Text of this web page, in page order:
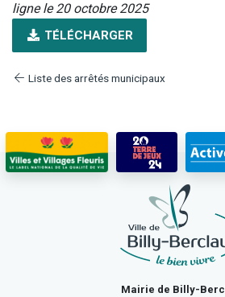
ligne le 20 octobre 2025
TÉLÉCHARGER
Liste des arrêtés municipaux
Mairie de Billy-